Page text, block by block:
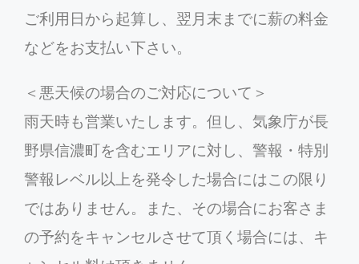
ご利用日から起算し、翌月末までに薪の料金
などをお支払い下さい。
＜悪天候の場合のご対応について＞
雨天時も営業いたします。但し、気象庁が長
野県信濃町を含むエリアに対し、警報・特別
警報レベル以上を発令した場合にはこの限り
ではありません。また、その場合にお客さま
の予約をキャンセルさせて頂く場合には、キ